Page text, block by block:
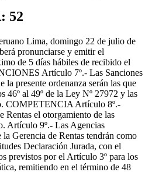
52
Lima, domingo 22 de julio de
pronunciarse y emitir el
de 5 días hábiles de recibido el
Artículo 7º.- Las Sanciones
la presente ordenanza serán las que
46º al 49º de la Ley Nº 27972 y las
COMPETENCIA Artículo 8º.-
Rentas el otorgamiento de las
Artículo 9º.- Las Agencias
Gerencia de Rentas tendrán como
Declaración Jurada, con el
previstos por el Artículo 3º para los
remitiendo en el término de 48